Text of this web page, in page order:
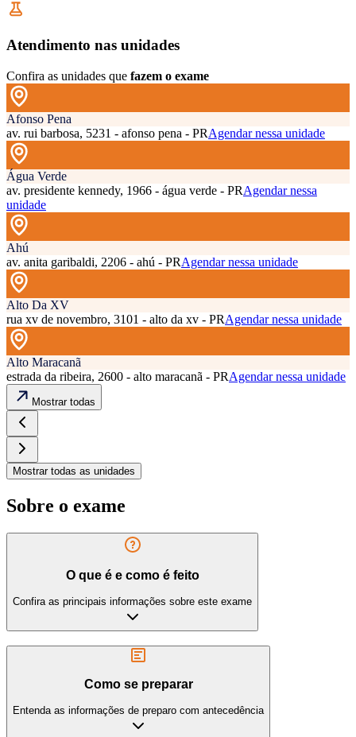
Atendimento nas unidades
Confira as unidades que fazem o exame
Afonso Pena
av. rui barbosa, 5231 - afonso pena - PRAgendar nessa unidade
Água Verde
av. presidente kennedy, 1966 - água verde - PRAgendar nessa
unidade
Ahú
av. anita garibaldi, 2206 - ahú - PRAgendar nessa unidade
Alto Da XV
rua xv de novembro, 3101 - alto da xv - PRAgendar nessa unidade
Alto Maracanã
estrada da ribeira, 2600 - alto maracanã - PRAgendar nessa unidade
Mostrar todas
Mostrar todas as unidades
Sobre o exame
O que é e como é feito
Confira as principais informações sobre este exame
Como se preparar
Entenda as informações de preparo com antecedência